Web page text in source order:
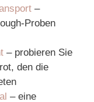
–
– probieren Sie
den die
– eine